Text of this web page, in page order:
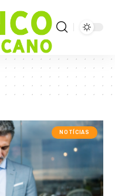
NOTÍCIAS